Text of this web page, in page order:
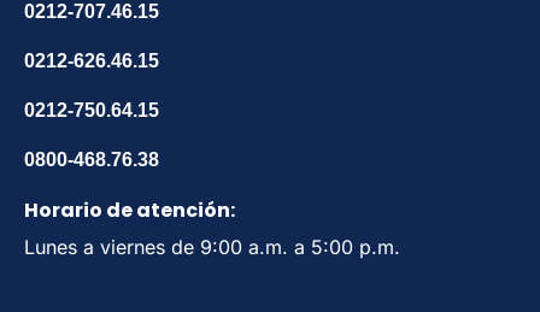
0212-707.46.15
0212-626.46.15
0212-750.64.15
0800-468.76.38
Horario de atención:
Lunes a viernes de 9:00 a.m. a 5:00 p.m.